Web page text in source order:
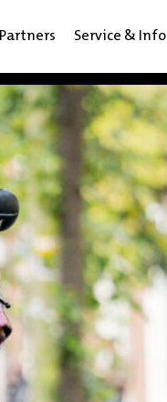
Partners Service & Info